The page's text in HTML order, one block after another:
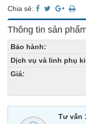
Chia sẻ:
Thông tin sản
Bảo hành:
Dịch vụ và linh phụ
Giá:
Tư vấn